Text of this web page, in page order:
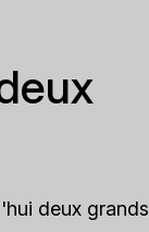
deux grands